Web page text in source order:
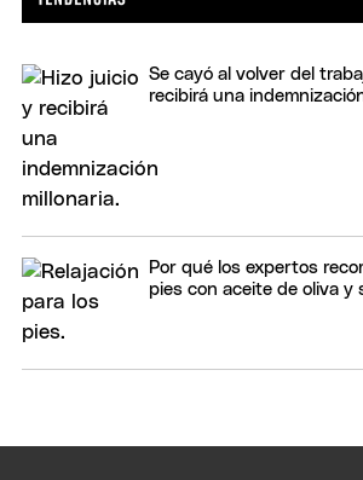
Se cayó al volver del
recibirá una
Por qué los expertos
pies con aceite de oliva y